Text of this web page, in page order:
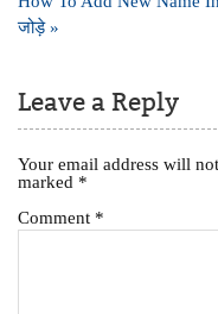
जोड़े »
Leave a Reply
Your email address will
marked *
Comment *